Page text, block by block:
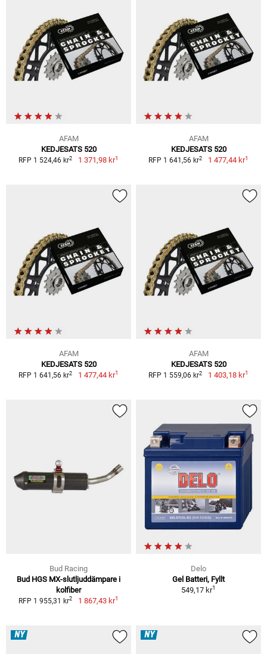
AFAM
KEDJESATS 520
RFP 1 524,46 kr2 1 371,98 kr1
AFAM
KEDJESATS 520
RFP 1 641,56 kr2 1 477,44 kr1
AFAM
KEDJESATS 520
RFP 1 641,56 kr2 1 477,44 kr1
AFAM
KEDJESATS 520
RFP 1 559,06 kr2 1 403,18 kr1
Bud Racing
Bud HGS MX-slutljuddämpare i
kolfiber
RFP 1 955,31 kr2 1 867,43 kr1
Delo
Gel Batteri, Fyllt
549,17 kr1
NY NY